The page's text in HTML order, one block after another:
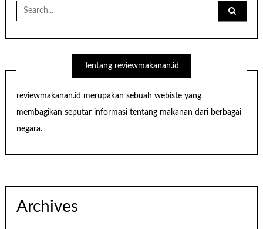
Search
for:
Tentang reviewmakanan.id
reviewmakanan.id merupakan sebuah webiste yang
membagikan seputar informasi tentang makanan dari berbagai
negara.
Archives